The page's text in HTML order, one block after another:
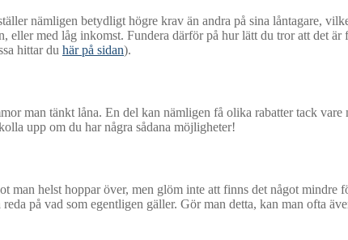
nämligen betydligt högre krav än andra på sina låntagare,
eller med låg inkomst. Fundera därför på hur lätt du tror att det
hittar du här på sidan).
man tänkt låna. En del kan nämligen få olika rabatter tack
upp om du har några sådana möjligheter!
man helst hoppar över, men glöm inte att finns det något
på vad som egentligen gäller. Gör man detta, kan man ofta